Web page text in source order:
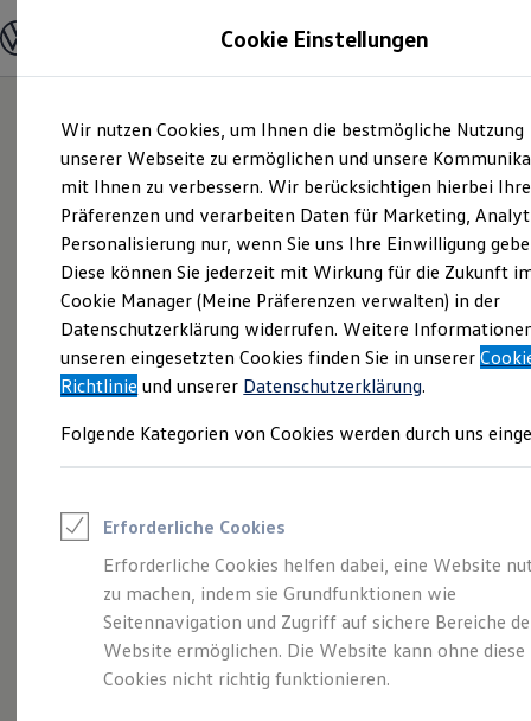
Hauptinhalt
springen
Footer
springen
Modelle und Konfigurator
Modelle vergleichen
Elektroautos
ENERGY Sondermodelle
Nutzfahrzeuge
SUV und CUV
Familienautos
Kombis
Kompaktwagen
Sportwagen
Schnell verfügbare Fahrzeuge
Angebote und Produkte
Aktuelle Angebote
E-Auto-Förderung
Volkswagen Marktplatz
Junge Gebrauchtwagen und Gebrauchtwagen
Saisonangebote
Leasing
Leasing-Angebote
Gebrauchtwagen Leasing
Junge Gebrauchtwagen-Leasing
Elektroauto Leasing
Kleinwagen-Leasing
Leasing ohne Anzahlung
Größer. Entspannter.
Reichweiter. Der ID.7.
Cookie Einstellungen
Wir nutzen Cookies, um Ihnen die bestmögliche Nutzung
unserer Webseite zu ermöglichen und unsere
mit Ihnen zu verbessern. Wir berücksichtigen hierbei Ihre
Präferenzen und verarbeiten Daten für Marketing,
Personalisierung nur, wenn Sie uns Ihre Einwilligung
Diese können Sie jederzeit mit Wirkung für die Zukunft
Cookie Manager (Meine Präferenzen verwalten) in der
Datenschutzerklärung widerrufen. Weitere
unseren eingesetzten Cookies finden Sie in unserer
Richtlinie und unserer Datenschutzerklärung.
Folgende Kategorien von Cookies werden durch uns
Erforderliche Cookies
Erforderliche Cookies helfen dabei, eine Website
zu machen, indem sie Grundfunktionen wie
Seitennavigation und Zugriff auf sichere Bereiche
Website ermöglichen. Die Website kann ohne diese
Cookies nicht richtig funktionieren.